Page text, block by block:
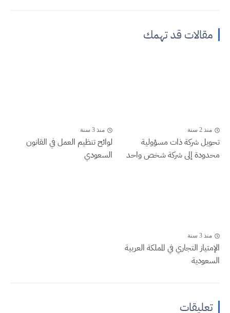
مقالات قد تهمك
منذ 2 سنة
تحويل شركة ذات مسؤولية
محدودة إلى شركة شخص واحد
منذ 3 سنة
لوائح تنظيم العمل في القانون
السعودي
منذ 3 سنة
الإمتياز التجاري في المملكة العربية
السعودية
تعليقات